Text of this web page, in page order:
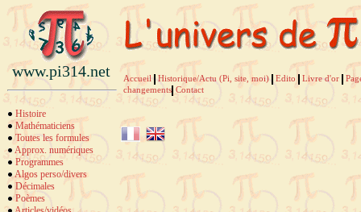
www.pi314.net
Histoire
Mathématiciens
Toutes les formules
Approx. numériques
Programmes
Algos perso/divers
Décimales
Poèmes
Accueil Historique/Actu (Pi, site, moi) Edito Livre d'or
changements Contact